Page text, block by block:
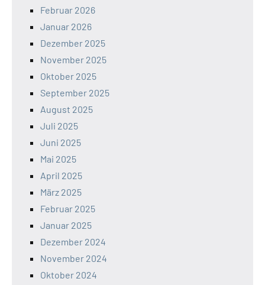
Februar 2026
Januar 2026
Dezember 2025
November 2025
Oktober 2025
September 2025
August 2025
Juli 2025
Juni 2025
Mai 2025
April 2025
März 2025
Februar 2025
Januar 2025
Dezember 2024
November 2024
Oktober 2024